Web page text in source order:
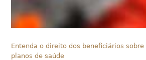
Entenda o direito dos beneficiários sobre
planos de saúde